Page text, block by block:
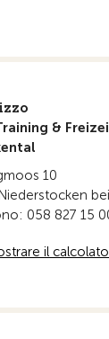
&
10
058 827 15
il